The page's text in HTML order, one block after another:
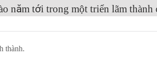
năm tới trong một triển lãm thành
thành.